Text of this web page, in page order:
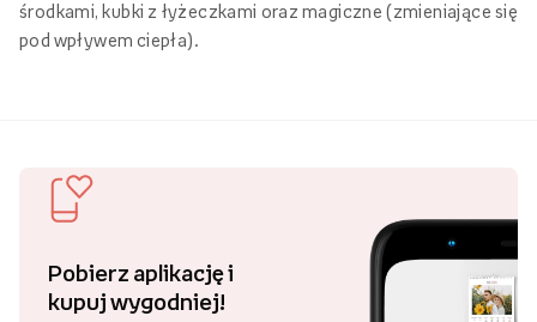
środkami, kubki z łyżeczkami oraz magiczne (zmieniające się
pod wpływem ciepła).
Pobierz aplikację i
kupuj wygodniej!